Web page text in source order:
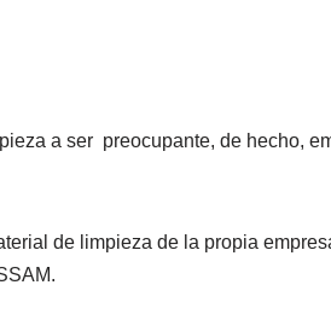
a ser preocupante, de hecho,
de limpieza de la propia